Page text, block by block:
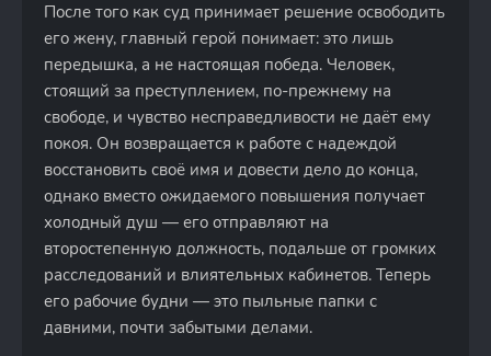
После того как суд принимает решение освободить
его жену, главный герой понимает: это лишь
передышка, а не настоящая победа. Человек,
стоящий за преступлением, по-прежнему на
свободе, и чувство несправедливости не даёт ему
покоя. Он возвращается к работе с надеждой
восстановить своё имя и довести дело до конца,
однако вместо ожидаемого повышения получает
холодный душ — его отправляют на
второстепенную должность, подальше от громких
расследований и влиятельных кабинетов. Теперь
его рабочие будни — это пыльные папки с
давними, почти забытыми делами.